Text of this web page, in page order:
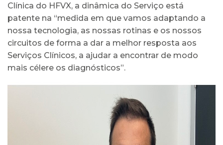
Clínica do HFVX, a dinâmica do Serviço está
patente na “medida em que vamos adaptando a
nossa tecnologia, as nossas rotinas e os nossos
circuitos de forma a dar a melhor resposta aos
Serviços Clínicos, a ajudar a encontrar de modo
mais célere os diagnósticos”.